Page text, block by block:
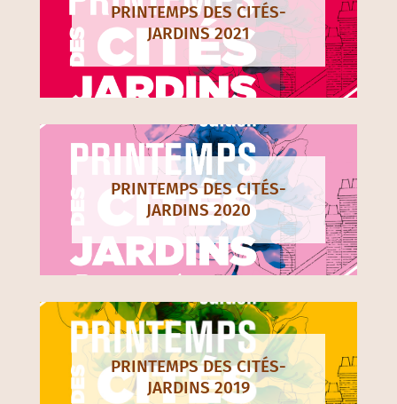
PRINTEMPS DES CITÉS-
JARDINS 2021
PRINTEMPS DES CITÉS-
JARDINS 2020
PRINTEMPS DES CITÉS-
JARDINS 2019